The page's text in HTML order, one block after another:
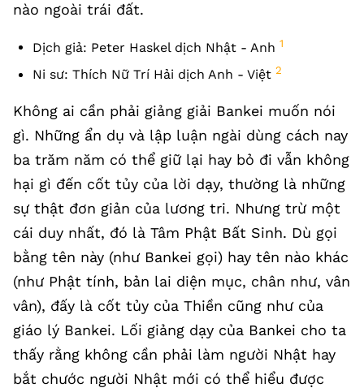
nào ngoài trái đất.
Dịch giả: Peter Haskel dịch Nhật - Anh 1
Ni sư: Thích Nữ Trí Hải dịch Anh - Việt 2
Không ai cần phải giảng giải Bankei muốn nói
gì. Những ẩn dụ và lập luận ngài dùng cách nay
ba trăm năm có thể giữ lại hay bỏ đi vẫn không
hại gì đến cốt tủy của lời dạy, thường là những
sự thật đơn giản của lương tri. Nhưng trừ một
cái duy nhất, đó là Tâm Phật Bất Sinh. Dù gọi
bằng tên này (như Bankei gọi) hay tên nào khác
(như Phật tính, bản lai diện mục, chân như, vân
vân), đấy là cốt tủy của Thiền cũng như của
giáo lý Bankei. Lối giảng dạy của Bankei cho ta
thấy rằng không cần phải làm người Nhật hay
bắt chước người Nhật mới có thể hiểu được